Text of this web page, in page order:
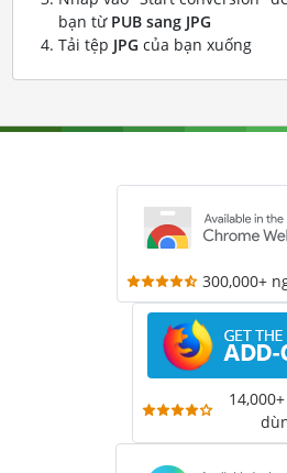
bạn từ PUB sang JPG
Tải tệp JPG của bạn xuống
300,000+